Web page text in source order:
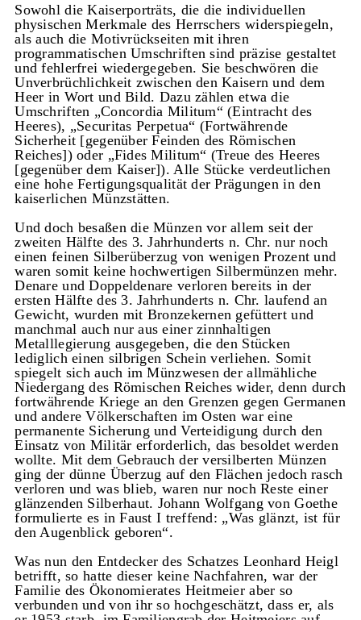
Sowohl die Kaiserporträts, die die individuellen
physischen Merkmale des Herrschers widerspiegeln,
als auch die Motivrückseiten mit ihren
programmatischen Umschriften sind präzise gestaltet
und fehlerfrei wiedergegeben. Sie beschwören die
Unverbrüchlichkeit zwischen den Kaisern und dem
Heer in Wort und Bild. Dazu zählen etwa die
Umschriften „Concordia Militum“ (Eintracht des
Heeres), „Securitas Perpetua“ (Fortwährende
Sicherheit [gegenüber Feinden des Römischen
Reiches]) oder „Fides Militum“ (Treue des Heeres
[gegenüber dem Kaiser]). Alle Stücke verdeutlichen
eine hohe Fertigungsqualität der Prägungen in den
kaiserlichen Münzstätten.
Und doch besaßen die Münzen vor allem seit der
zweiten Hälfte des 3. Jahrhunderts n. Chr. nur noch
einen feinen Silberüberzug von wenigen Prozent und
waren somit keine hochwertigen Silbermünzen mehr.
Denare und Doppeldenare verloren bereits in der
ersten Hälfte des 3. Jahrhunderts n. Chr. laufend an
Gewicht, wurden mit Bronzekernen gefüttert und
manchmal auch nur aus einer zinnhaltigen
Metalllegierung ausgegeben, die den Stücken
lediglich einen silbrigen Schein verliehen. Somit
spiegelt sich auch im Münzwesen der allmähliche
Niedergang des Römischen Reiches wider, denn durch
fortwährende Kriege an den Grenzen gegen Germanen
und andere Völkerschaften im Osten war eine
permanente Sicherung und Verteidigung durch den
Einsatz von Militär erforderlich, das besoldet werden
wollte. Mit dem Gebrauch der versilberten Münzen
ging der dünne Überzug auf den Flächen jedoch rasch
verloren und was blieb, waren nur noch Reste einer
glänzenden Silberhaut. Johann Wolfgang von Goethe
formulierte es in Faust I treffend: „Was glänzt, ist für
den Augenblick geboren“.
Was nun den Entdecker des Schatzes Leonhard Heigl
betrifft, so hatte dieser keine Nachfahren, war der
Familie des Ökonomierates Heitmeier aber so
verbunden und von ihr so hochgeschätzt, dass er, als